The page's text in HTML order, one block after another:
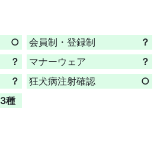
○ 会員制・登録制
？
？ マナーウェア
？
？ 狂犬病注射確認 ○
3種